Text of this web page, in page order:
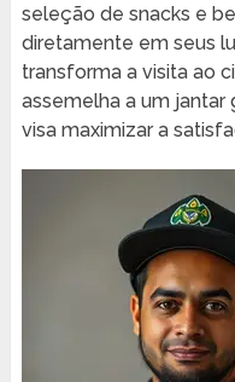
seleção de snacks e
diretamente em seus
transforma a visita ao
assemelha a um
visa maximizar a